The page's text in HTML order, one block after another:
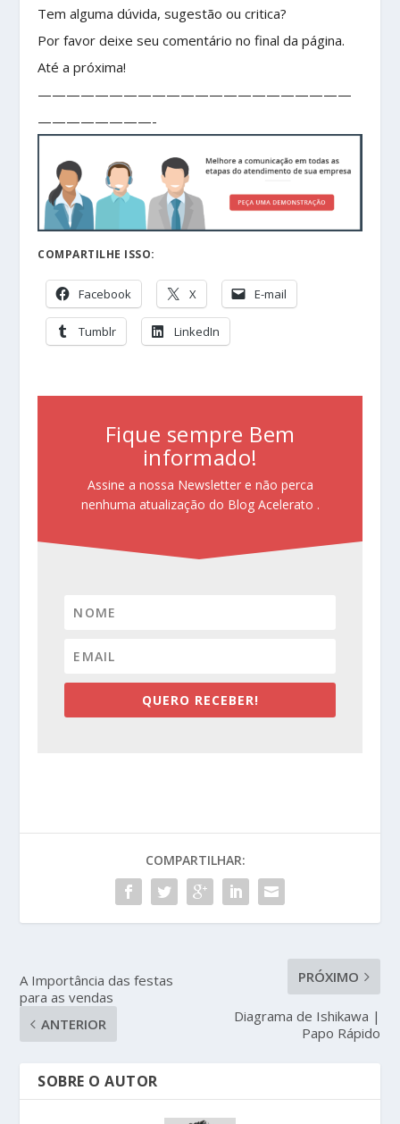
Tem alguma dúvida, sugestão ou critica?
Por favor deixe seu comentário no final da página.
Até a próxima!
——————————————————————
————————-
COMPARTILHE ISSO:
Facebook X E-mail
Tumblr LinkedIn
Fique sempre Bem
informado!
Assine a nossa Newsletter e não perca
nenhuma atualização do Blog Acelerato .
QUERO RECEBER!
COMPARTILHAR:
A Importância das festas
para as vendas
ANTERIOR
PRÓXIMO
Diagrama de Ishikawa |
Papo Rápido
SOBRE O AUTOR